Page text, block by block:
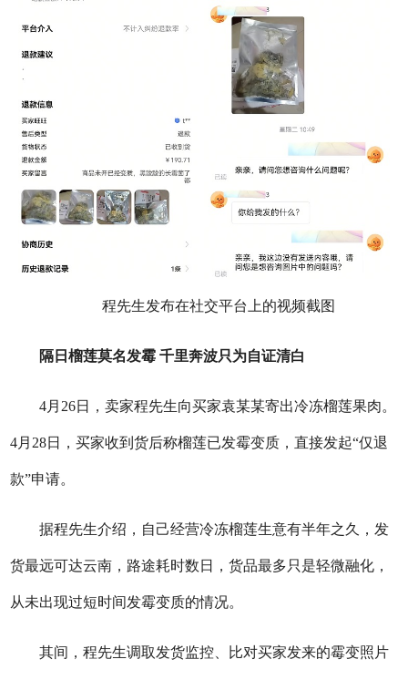
程先生发布在社交平台上的视频截图
隔日榴莲莫名发霉 千里奔波只为自证清白
4月26日，卖家程先生向买家袁某某寄出冷冻榴莲果肉。
4月28日，买家收到货后称榴莲已发霉变质，直接发起“仅退
款”申请。
据程先生介绍，自己经营冷冻榴莲生意有半年之久，发
货最远可达云南，路途耗时数日，货品最多只是轻微融化，
从未出现过短时间发霉变质的情况。
其间，程先生调取发货监控、比对买家发来的霉变照片